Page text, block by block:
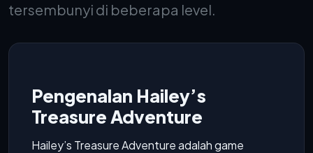
tersembunyi di beberapa level.
Pengenalan Hailey’s
Treasure Adventure
Hailey’s Treasure Adventure adalah game